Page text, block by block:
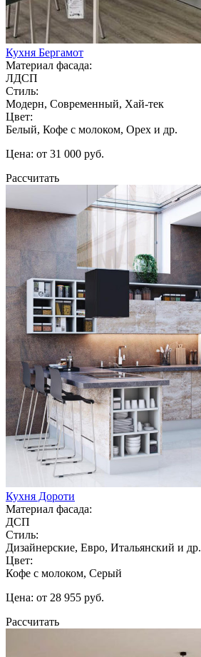
Кухня Бергамот
Материал фасада:
ЛДСП
Стиль:
Модерн, Современный, Хай-тек
Цвет:
Белый, Кофе с молоком, Орех и др.
Цена: от 31 000 руб.
Рассчитать
Кухня Дороти
Материал фасада:
ДСП
Стиль:
Дизайнерские, Евро, Итальянский и др.
Цвет:
Кофе с молоком, Серый
Цена: от 28 955 руб.
Рассчитать